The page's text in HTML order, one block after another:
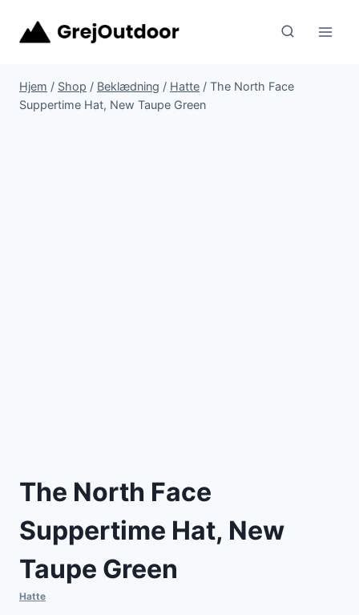
Hjem / Shop / Beklædning / Hatte / The North Face
Suppertime Hat, New Taupe Green
The North Face
Suppertime Hat, New
Taupe Green
Hatte